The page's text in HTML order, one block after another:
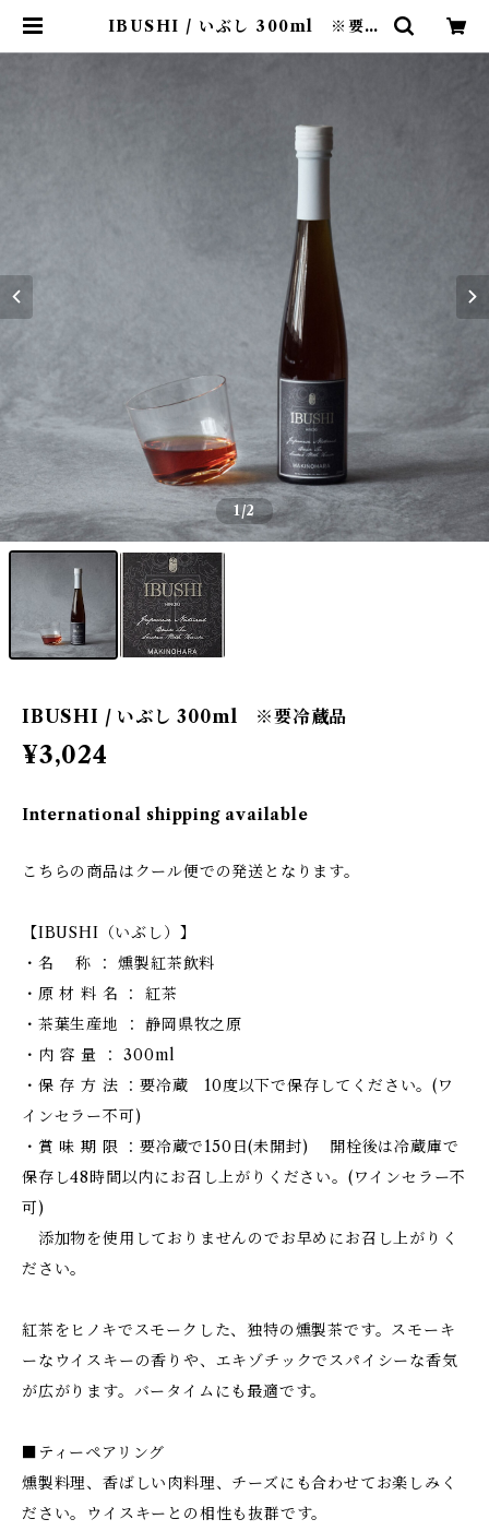
IBUSHI / いぶし 300ml ※要冷
1/2
IBUSHI / いぶし 300ml ※要冷蔵品
¥3,024
International shipping available
こちらの商品はクール便での発送となります。
【IBUSHI（いぶし）】
・名 称 ： 燻製紅茶飲料
・原 材 料 名 ： 紅茶
・茶葉生産地 ： 静岡県牧之原
・内 容 量 ： 300ml
・保 存 方 法 ：要冷蔵 10度以下で保存してください。(ワ
インセラー不可)
・賞 味 期 限 ：要冷蔵で150日(未開封) 開栓後は冷蔵庫で
保存し48時間以内にお召し上がりください。(ワインセラー不
可)
添加物を使用しておりませんのでお早めにお召し上がりく
ださい。
紅茶をヒノキでスモークした、独特の燻製茶です。スモーキ
ーなウイスキーの香りや、エキゾチックでスパイシーな香気
が広がります。バータイムにも最適です。
■ティーペアリング
燻製料理、香ばしい肉料理、チーズにも合わせてお楽しみく
ださい。ウイスキーとの相性も抜群です。